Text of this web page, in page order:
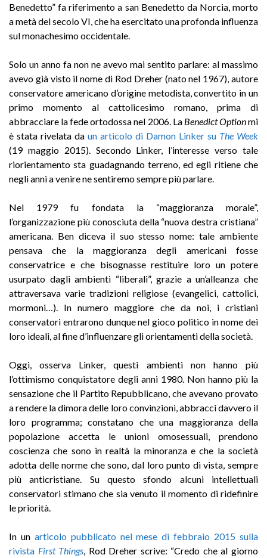
Benedetto” fa riferimento a san Benedetto da Norcia, morto
a metà del secolo VI, che ha esercitato una profonda influenza
sul monachesimo occidentale.
Solo un anno fa non ne avevo mai sentito parlare: al massimo
avevo già visto il nome di Rod Dreher (nato nel 1967), autore
conservatore americano d’origine metodista, convertito in un
primo momento al cattolicesimo romano, prima di
abbracciare la fede ortodossa nel 2006. La Benedict Optionmi
è stata rivelata da un articolo di Damon Linker su The Week
(19 maggio 2015). Secondo Linker, l’interesse verso tale
riorientamento sta guadagnando terreno, ed egli ritiene che
negli anni a venire ne sentiremo sempre più parlare.
Nel 1979 fu fondata la “maggioranza morale”,
l’organizzazione più conosciuta della “nuova destra cristiana”
americana. Ben diceva il suo stesso nome: tale ambiente
pensava che la maggioranza degli americani fosse
conservatrice e che bisognasse restituire loro un potere
usurpato dagli ambienti “liberali”, grazie a un’alleanza che
attraversava varie tradizioni religiose (evangelici, cattolici,
mormoni…). In numero maggiore che da noi, i cristiani
conservatori entrarono dunque nel gioco politico in nome dei
loro ideali, al fine d’influenzare gli orientamenti della società.
Oggi, osserva Linker, questi ambienti non hanno più
l’ottimismo conquistatore degli anni 1980. Non hanno più la
sensazione che il Partito Repubblicano, che avevano provato
a rendere la dimora delle loro convinzioni, abbracci davvero il
loro programma; constatano che una maggioranza della
popolazione accetta le unioni omosessuali, prendono
coscienza che sono in realtà la minoranza e che la società
adotta delle norme che sono, dal loro punto di vista, sempre
più anticristiane. Su questo sfondo alcuni intellettuali
conservatori stimano che sia venuto il momento di ridefinire
le priorità.
In un articolo pubblicato nel mese di febbraio 2015 sulla
rivista First Things , Rod Dreher scrive: “Credo che al giorno